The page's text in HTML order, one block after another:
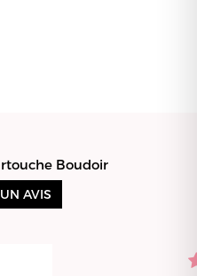
Boudoir
AVIS